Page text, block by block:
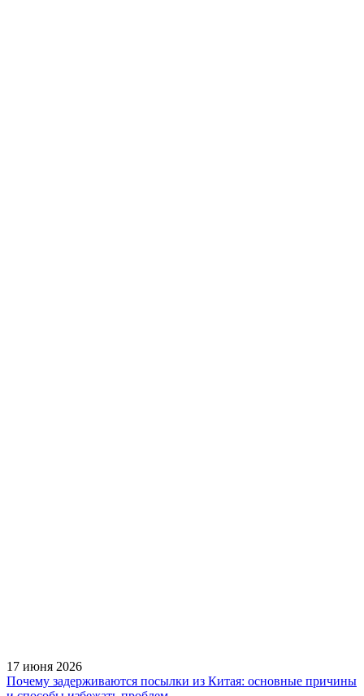
17 июня 2026
Почему задерживаются посылки из Китая: основные причины